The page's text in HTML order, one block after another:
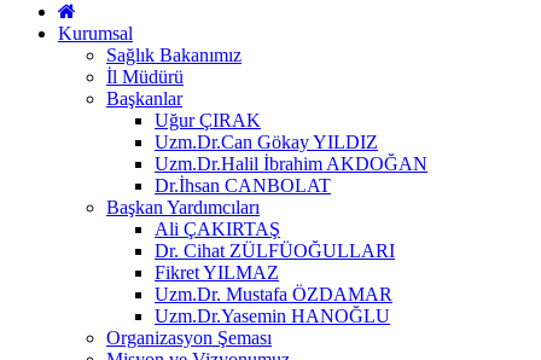
Kurumsal
Sağlık Bakanımız
İl Müdürü
Başkanlar
Uğur ÇIRAK
Uzm.Dr.Can Gökay YILDIZ
Uzm.Dr.Halil İbrahim AKDOĞAN
Dr.İhsan CANBOLAT
Başkan Yardımcıları
Ali ÇAKIRTAŞ
Dr. Cihat ZÜLFÜOĞULLARI
Fikret YILMAZ
Uzm.Dr. Mustafa ÖZDAMAR
Uzm.Dr.Yasemin HANOĞLU
Organizasyon Şeması